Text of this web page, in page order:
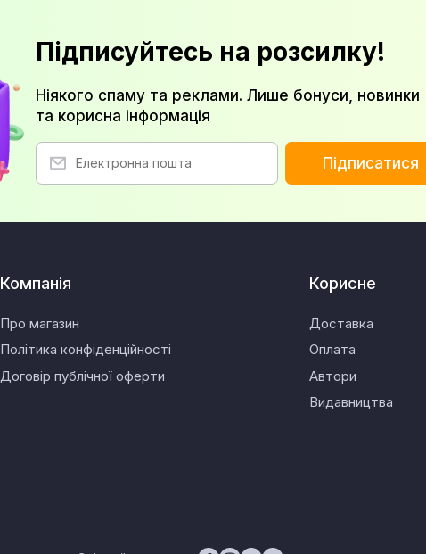
Підписуйтесь на розсилку!
Ніякого спаму та реклами. Лише бонуси, новинки
та корисна інформація
Підписатися
Компанія
Про магазин
Політика конфіденційності
Договір публічної оферти
Корисне
Доставка
Оплата
Автори
Видавництва